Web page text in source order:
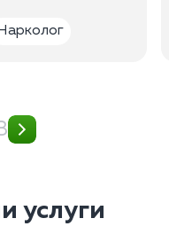
Нарколог
услуги